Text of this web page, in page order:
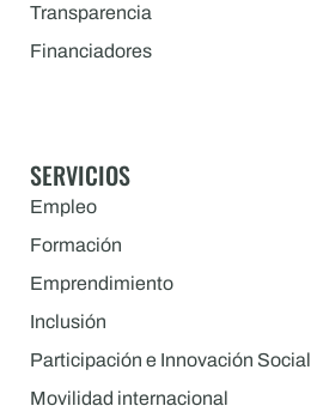
Transparencia
Financiadores
SERVICIOS
Empleo
Formación
Emprendimiento
Inclusión
Participación e Innovación Social
Movilidad internacional